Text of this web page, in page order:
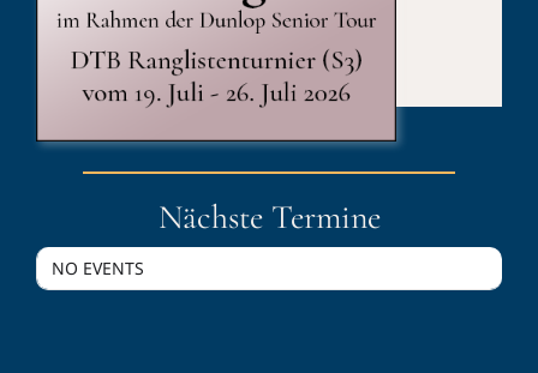
Published On: 27. August 2020
Kategorien:Sport
Nächste Termine
NO EVENTS